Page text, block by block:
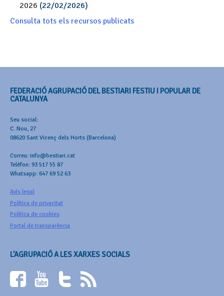
2026 (22/02/2026)
Consulta tots els recursos publicats
FEDERACIÓ AGRUPACIÓ DEL BESTIARI FESTIU I POPULAR DE
CATALUNYA
Seu social:
C. Nou, 27
08620 Sant Vicenç dels Horts (Barcelona)
Correu: info@bestiari.cat
Telèfon: 93 517 55 87
Whatsapp: 647 69 52 63
Avís legal
Política de privacitat
Política de cookies
Portal de transparència
L’AGRUPACIÓ A LES XARXES SOCIALS